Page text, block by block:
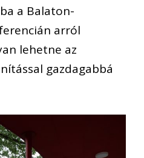
a Balaton-
arról
lehetne az
gazdagabbá